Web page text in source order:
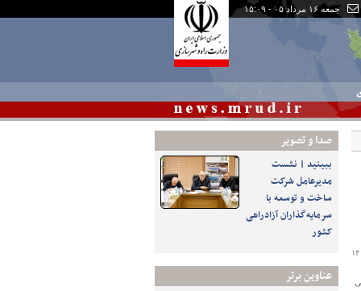
جمعه ۱۶ مرداد ۰۵ - ۱۵:۰۹
صدا و تصوير
ببینید | نشست
مدیرعامل شرکت
ساخت و توسعه با
سرمایه‌گذاران آزادراهی
کشور
عناوین برتر